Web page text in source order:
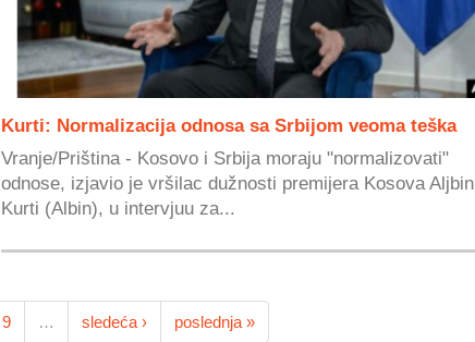
Kurti: Normalizacija odnosa sa Srbijom veoma teška
Vranje/Priština - Kosovo i Srbija moraju "normalizovati"
odnose, izjavio je vršilac dužnosti premijera Kosova Aljbin
Kurti (Albin), u intervjuu za...
9 … sledeća › poslednja »